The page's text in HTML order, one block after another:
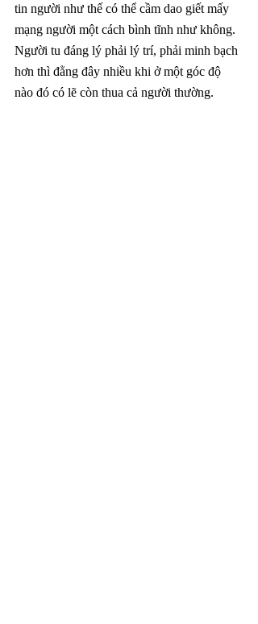
tin người như thế có thể cầm dao giết mấy
mạng người một cách bình tĩnh như không.
Người tu đáng lý phải lý trí, phải minh bạch
hơn thì đằng đây nhiều khi ở một góc độ
nào đó có lẽ còn thua cả người thường.